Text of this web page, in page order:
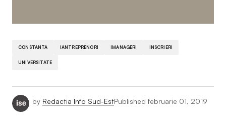
CONSTANTA IANTREPRENORI IMANAGERI INSCRIERI
UNIVERSITATE
by Redactia Info Sud-EstPublished februarie 01, 2019